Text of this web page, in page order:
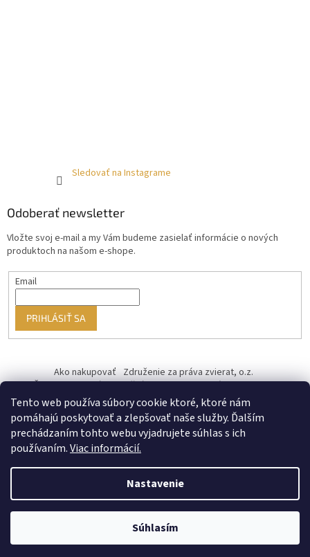
Tento web používa súbory cookie ktoré, ktoré nám
pomáhajú poskytovať a zlepšovať naše služby. Ďalším
prechádzaním tohto webu vyjadrujete súhlas s ich
používaním.Viac informácií.
Nastavenie
Súhlasím
Sledovať na Instagrame
Odoberať newsletter
Vložte svoj e-mail a my Vám budeme zasielať informácie o nových
produktoch na našom e-shope.
Email
PRIHLÁSIŤ SA
Ako nakupovať Združenie za práva zvierat, o.z.
Československý kastračný program Informácie o cookies
od ♥ vybudoval Filip Minár
Vytvoril Shoptet Premium
PREUTULKY.SK. Všetky práva vyhradené.